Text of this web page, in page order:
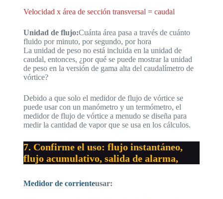
Velocidad x área de sección transversal = caudal
Unidad de flujo:Cuánta área pasa a través de cuánto
fluido por minuto, por segundo, por hora
La unidad de peso no está incluida en la unidad de
caudal, entonces, ¿por qué se puede mostrar la unidad
de peso en la versión de gama alta del caudalímetro de
vórtice?
Debido a que solo el medidor de flujo de vórtice se
puede usar con un manómetro y un termómetro, el
medidor de flujo de vórtice a menudo se diseña para
medir la cantidad de vapor que se usa en los cálculos.
7. Confirme el uso: flujo instantáneo,
flujo acumulativo, salida de alarma,
Medidor de corrienteusar: